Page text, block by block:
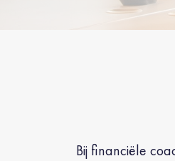
Bij financiële